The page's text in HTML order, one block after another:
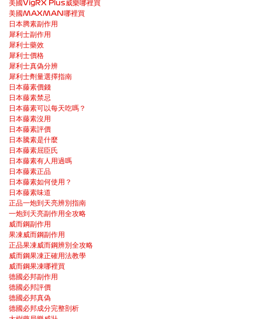
美國VigRX Plus威樂哪裡買
美國MAXMAN哪裡買
日本腾素副作用
犀利士副作用
犀利士藥效
犀利士價格
犀利士真偽分辨
犀利士劑量選擇指南
日本藤素價錢
日本藤素禁忌
日本藤素可以每天吃嗎？
日本藤素沒用
日本藤素評價
日本騰素是什麼
日本藤素屈臣氏
日本藤素有人用過嗎
日本藤素正品
日本藤素如何使用？
日本藤素味道
正品一炮到天亮辨別指南
一炮到天亮副作用全攻略
威而鋼副作用
果凍威而鋼副作用
正品果凍威而鋼辨別全攻略
威而鋼果凍正確用法教學
威而鋼果凍哪裡買
德國必邦副作用
德國必邦評價
德國必邦真偽
德國必邦成分完整剖析